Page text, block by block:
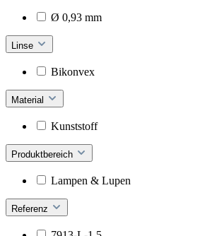
Ø 0,93 mm
Linse
Bikonvex
Material
Kunststoff
Produktbereich
Lampen & Lupen
Referenz